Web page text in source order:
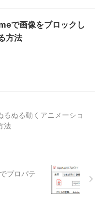
で画像をブロックし
方法
るぬる動くアニメーショ
法
プロパテ